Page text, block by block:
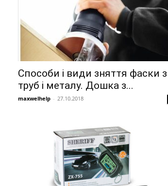
Способи і види зняття фаски з
труб і металу. Дошка з...
maxwelhelp - 27.10.2018